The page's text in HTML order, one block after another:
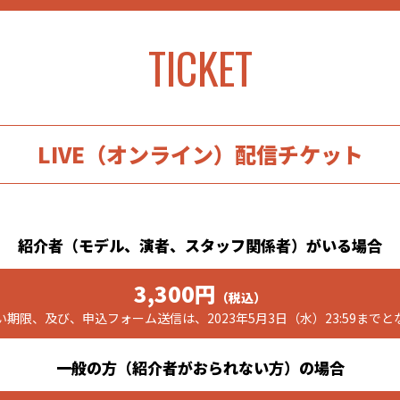
TICKET
LIVE（オンライン）配信チケット
紹介者（モデル、演者、スタッフ関係者）がいる場合
3,300円 （税込）
期限、及び、申込フォーム送信は、2023年5月3日（水）23:59までと
一般の方（紹介者がおられない方）の場合